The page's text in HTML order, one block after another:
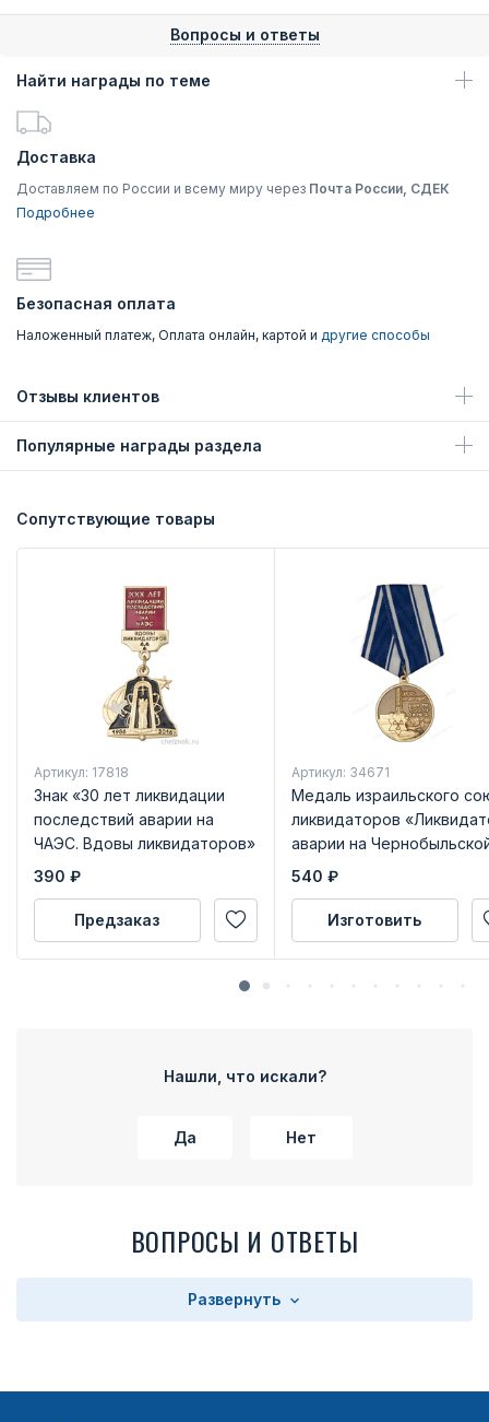
Вопросы и ответы
Найти награды по теме
Доставка
Доставляем по России и всему миру через Почта России, СДЕК
Подробнее
Безопасная оплата
Наложенный платеж, Оплата онлайн, картой и другие способы
Отзывы клиентов
Популярные награды раздела
Сопутствующие товары
Артикул: 17818
Знак «30 лет ликвидации
последствий аварии на
ЧАЭС. Вдовы ликвидаторов»
с бланком удостоверения
390 ₽
Предзаказ
Артикул: 34671
Медаль израильского
ликвидаторов
аварии на
АЭС» с удостоверением
540 ₽
Изготовить
Нашли, что искали?
Да Нет
ВОПРОСЫ И ОТВЕТЫ
Развернуть